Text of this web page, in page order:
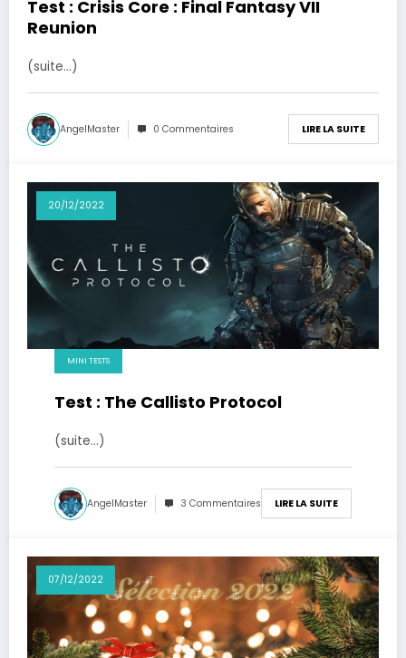
Test : Crisis Core : Final Fantasy VII
Reunion
(suite…)
AngelMaster 0 Commentaires LIRE LA SUITE
20/12/2022
MINI TESTS
Test : The Callisto Protocol
(suite…)
AngelMaster 3 Commentaires LIRE LA SUITE
07/12/2022